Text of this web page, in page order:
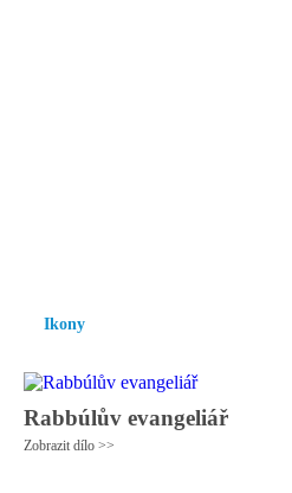
Ikony
Rabbúlův evangeliář
Zobrazit dílo >>